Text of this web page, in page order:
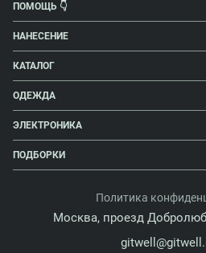
ПОМОЩЬ 👇
НАНЕСЕНИЕ
КАТАЛОГ
ОДЕЖДА
ЭЛЕКТРОНИКА
ПОДБОРКИ
Политика
Москва, проезд